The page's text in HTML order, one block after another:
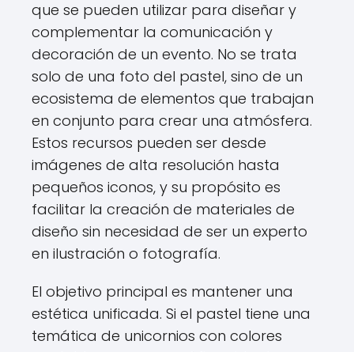
que se pueden utilizar para diseñar y
complementar la comunicación y
decoración de un evento. No se trata
solo de una foto del pastel, sino de un
ecosistema de elementos que trabajan
en conjunto para crear una atmósfera.
Estos recursos pueden ser desde
imágenes de alta resolución hasta
pequeños iconos, y su propósito es
facilitar la creación de materiales de
diseño sin necesidad de ser un experto
en ilustración o fotografía.
El objetivo principal es mantener una
estética unificada. Si el pastel tiene una
temática de unicornios con colores